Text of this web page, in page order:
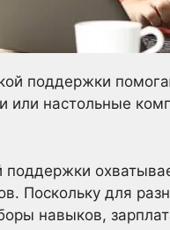
поддержки
или настольные
Поскольку для
навыков,